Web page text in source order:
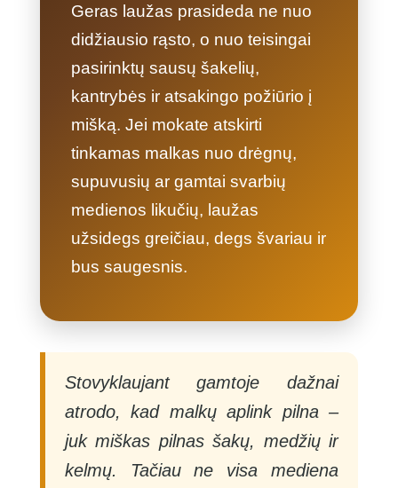
Geras laužas prasideda ne nuo
didžiausio rąsto, o nuo teisingai
pasirinktų sausų šakelių,
kantrybės ir atsakingo požiūrio į
mišką. Jei mokate atskirti
tinkamas malkas nuo drėgnų,
supuvusių ar gamtai svarbių
medienos likučių, laužas
užsidegs greičiau, degs švariau ir
bus saugesnis.
Stovyklaujant gamtoje dažnai
atrodo, kad malkų aplink pilna –
juk miškas pilnas šakų, medžių ir
kelmų. Tačiau ne visa mediena